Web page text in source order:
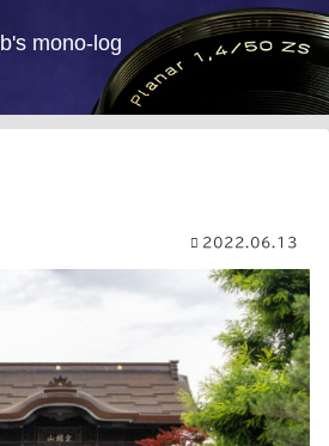
b's mono-log
2022.06.13